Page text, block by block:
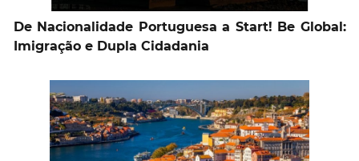
De Nacionalidade Portuguesa a Start! Be Global:
Imigração e Dupla Cidadania